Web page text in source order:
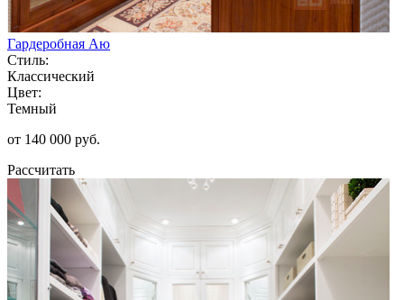
Гардеробная Аю
Стиль:
Классический
Цвет:
Темный
от 140 000 руб.
Рассчитать